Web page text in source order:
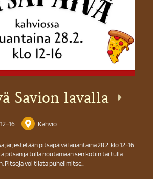
Savion lavalla
–16 Kahvio
järjestetään pitsapäivä lauantaina 28.2. klo 12-16
pitsan ja tulla noutamaan sen kotiin tai tulla
Pitsoja voi tilata puhelimitse…